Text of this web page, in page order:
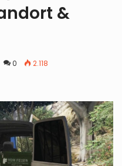
&
0
2.118